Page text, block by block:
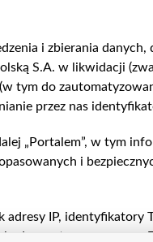
i zbierania
S.A. w likwidacji
tym do
przez nas
„Portalem”, w tym
i
adresy IP, identyfikatory
przetwarzane przez